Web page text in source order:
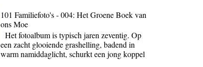
101 Familiefoto's - 004: Het Groene Boek van
ons Moe
Het fotoalbum is typisch jaren zeventig. Op
een zacht glooiende grashelling, badend in
warm namiddaglicht, schurkt een jong koppel